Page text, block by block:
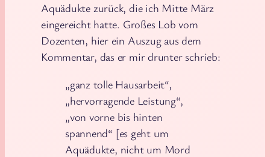
Aquädukte zurück, die ich Mitte März
eingereicht hatte. Großes Lob vom
Dozenten, hier ein Auszug aus dem
Kommentar, das er mir drunter schrieb:
„ganz tolle Hausarbeit“,
„hervorragende Leistung“,
„von vorne bis hinten
spannend“ [es geht um
Aquädukte, nicht um Mord